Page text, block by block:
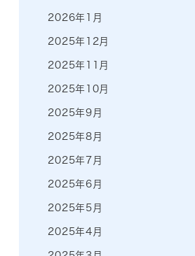
2026年1月
2025年12月
2025年11月
2025年10月
2025年9月
2025年8月
2025年7月
2025年6月
2025年5月
2025年4月